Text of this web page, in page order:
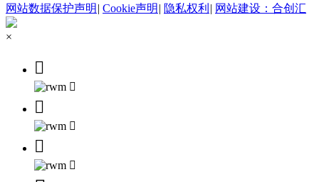
网站数据保护声明 | Cookie声明 | 隐私权利 | 网站建设：合创汇
×





